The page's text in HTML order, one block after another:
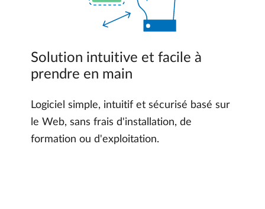
Solution intuitive et facile à
prendre en main
Logiciel simple, intuitif et sécurisé basé sur
le Web, sans frais d'installation, de
formation ou d'exploitation.